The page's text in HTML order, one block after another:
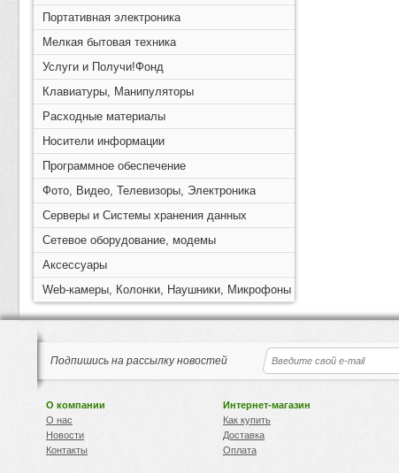
Портативная электроника
Мелкая бытовая техника
Услуги и Получи!Фонд
Клавиатуры, Манипуляторы
Расходные материалы
Носители информации
Программное обеспечение
Фото, Видео, Телевизоры, Электроника
Серверы и Системы хранения данных
Сетевое оборудование, модемы
Аксессуары
Web-камеры, Колонки, Наушники, Микрофоны
Подпишись на рассылку новостей
О компании
О нас
Новости
Контакты
Интернет-магазин
Как купить
Доставка
Оплата